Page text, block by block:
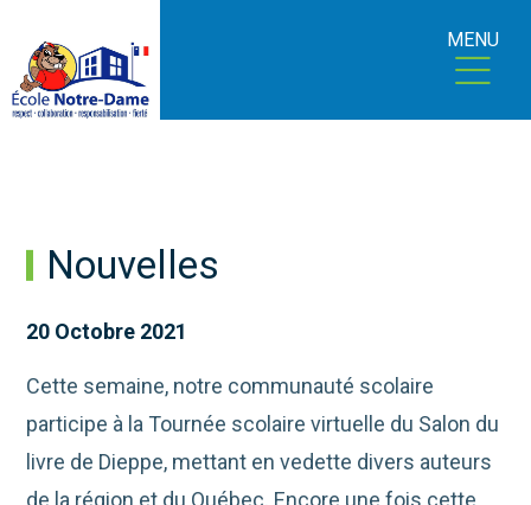
MENU
Nouvelles
20 Octobre 2021
Cette semaine, notre communauté scolaire
participe à la Tournée scolaire virtuelle du Salon du
livre de Dieppe, mettant en vedette divers auteurs